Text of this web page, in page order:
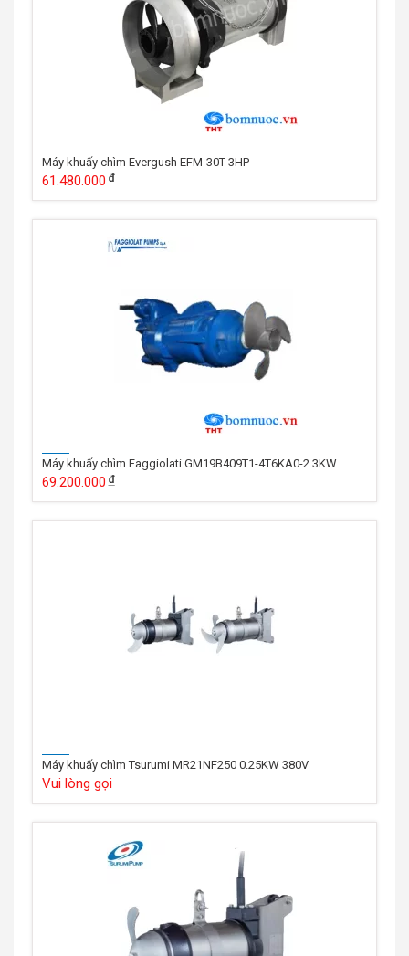
Máy khuấy chìm Evergush EFM-30T 3HP
61.480.000
Máy khuấy chìm Faggiolati GM19B409T1-4T6KA0-2.3KW
69.200.000
Máy khuấy chìm Tsurumi MR21NF250 0.25KW 380V
Vui lòng gọi